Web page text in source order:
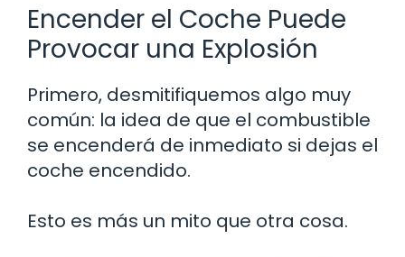
Encender el Coche Puede
Provocar una Explosión
Primero, desmitifiquemos algo muy
común: la idea de que el combustible
se encenderá de inmediato si dejas el
coche encendido.
Esto es más un mito que otra cosa.